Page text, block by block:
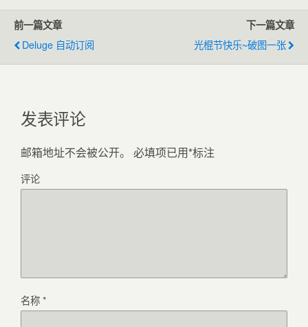
前一篇文章
Deluge 自动订阅
下一篇文章
光棍节快乐~破图一张
发表评论
邮箱地址不会被公开。 必填项已用*标注
评论
名称*